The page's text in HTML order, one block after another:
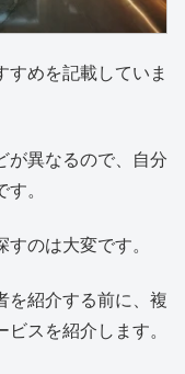
すめを記載していま
が異なるので、自分
。
のは大変です。
を紹介する前に、複
スを紹介します。